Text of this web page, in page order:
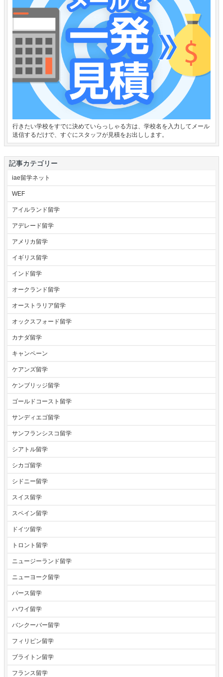
行きたい学校をすでに決めていらっしゃる方は、学校名を入力してメール
送信するだけで、すぐにスタッフが見積をお出しします。
記事カテゴリー
iae留学ネット
WEF
アイルランド留学
アデレード留学
アメリカ留学
イギリス留学
インド留学
オークランド留学
オーストラリア留学
オックスフォード留学
カナダ留学
キャンペーン
ケアンズ留学
ケンブリッジ留学
ゴールドコースト留学
サンディエゴ留学
サンフランシスコ留学
シアトル留学
シカゴ留学
シドニー留学
スイス留学
スペイン留学
ドイツ留学
トロント留学
ニュージーランド留学
ニューヨーク留学
パース留学
ハワイ留学
バンクーバー留学
フィリピン留学
ブライトン留学
フランス留学